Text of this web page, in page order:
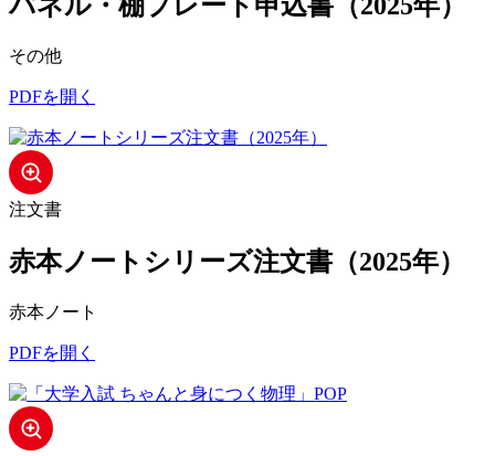
その他
PDFを開く
注文書
赤本ノートシリーズ注文書（2025年）
赤本ノート
PDFを開く